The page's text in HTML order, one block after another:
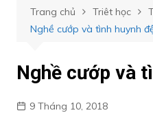
Trang chủ Triêt học
Nghề cướp và tình huynh
Nghề cướp và
9 Tháng 10, 2018